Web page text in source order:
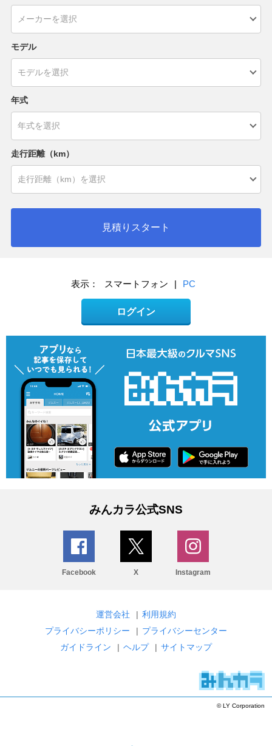
モデル
年式
走行距離（km）
見積りスタート
表示： スマートフォン | PC
ログイン
みんカラ公式SNS
Facebook X Instagram
運営会社 | 利用規約
プライバシーポリシー
| プライバシーセンター
ガイドライン
| ヘルプ | サイトマップ
© LY Corporation